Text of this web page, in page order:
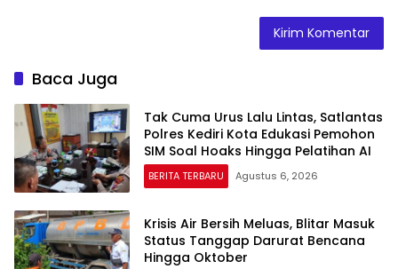
Baca Juga
Tak Cuma Urus Lalu Lintas, Satlantas
Polres Kediri Kota Edukasi Pemohon
SIM Soal Hoaks Hingga Pelatihan AI
BERITA TERBARU Agustus 6, 2026
Krisis Air Bersih Meluas, Blitar Masuk
Status Tanggap Darurat Bencana
Hingga Oktober